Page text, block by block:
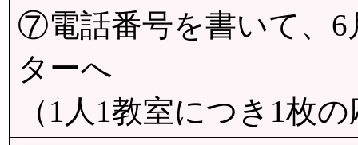
⑦電話番号を書いて、6
ターへ
（1人1教室につき1枚